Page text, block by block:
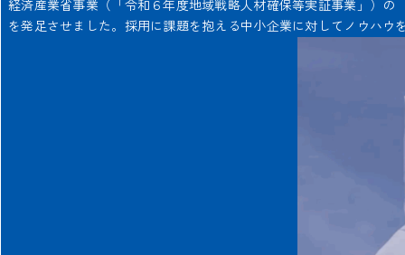
経済産業省事業（「令和６年度地域戦略人材確保等実証事業」）の
を発足させました。採用に課題を抱える中小企業に対してノウハウ